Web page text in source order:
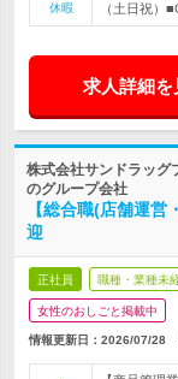
休暇
（土日祝）
求人詳細を
株式会社サンドラッグ
のグループ会社
【総合職(店舗運
迎
正社員 職種・業種未
女性のおしごと掲載中
情報更新日：2026/07/28